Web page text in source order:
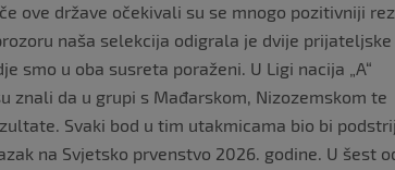
ove države očekivali su se mnogo pozitivniji
naša selekcija odigrala je dvije
smo u oba susreta poraženi. U Ligi nacija „A“
znali da u grupi s Mađarskom, Nizozemskom te
Svaki bod u tim utakmicama bio bi
na Svjetsko prvenstvo 2026. godine. U šest